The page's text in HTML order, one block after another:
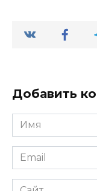
Добавить
Имя
*
Email
*
Сайт